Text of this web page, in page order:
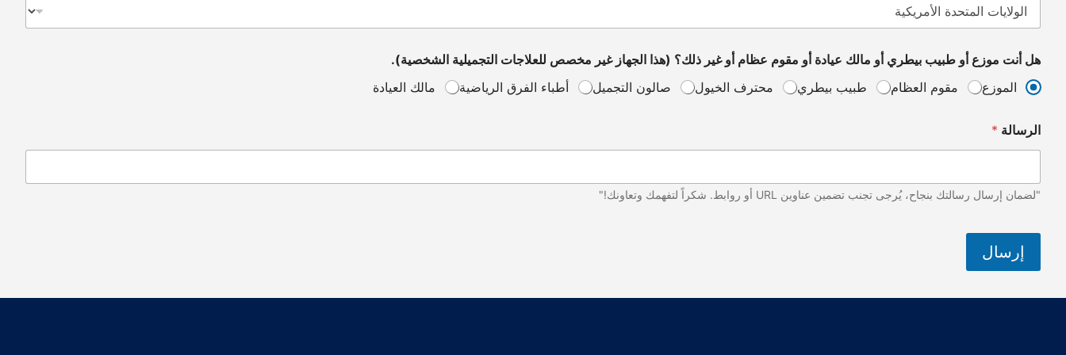
هل أنت موزع أو طبيب بيطري أو مالك عيادة أو مقوم عظام أو غير ذلك؟ (هذا الجهاز غير مخصص للعلاجات التجميلية الشخصية).
الموزع
مقوم العظام طبيب بيطري محترف الخيول صالون التجميل أطباء الفرق الرياضية مالك العيادة
الرسالة *
"لضمان إرسال رسالتك بنجاح، يُرجى تجنب تضمين عناوين URL أو روابط. شكراً لتفهمك وتعاونك!"
إرسال